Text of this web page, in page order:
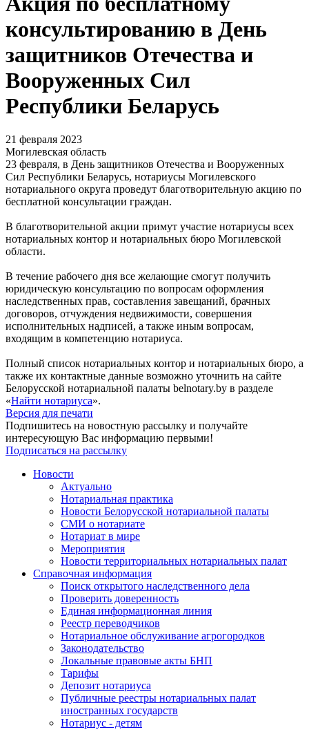
консультированию в День
защитников Отечества и
Вооруженных Сил
Республики Беларусь
21 февраля 2023
Могилевская область
23 февраля, в День защитников Отечества и Вооруженных
Сил Республики Беларусь, нотариусы Могилевского
нотариального округа проведут благотворительную акцию по
бесплатной консультации граждан.
В благотворительной акции примут участие нотариусы всех
нотариальных контор и нотариальных бюро Могилевской
области.
В течение рабочего дня все желающие смогут получить
юридическую консультацию по вопросам оформления
наследственных прав, составления завещаний, брачных
договоров, отчуждения недвижимости, совершения
исполнительных надписей, а также иным вопросам,
входящим в компетенцию нотариуса.
Полный список нотариальных контор и нотариальных бюро, а
также их контактные данные возможно уточнить на сайте
Белорусской нотариальной палаты belnotary.by в разделе
«Найти нотариуса».
Версия для печати
Подпишитесь на новостную рассылку и получайте
интересующую Вас информацию первыми!
Подписаться на рассылку
Новости
Актуально
Нотариальная практика
Новости Белорусской нотариальной палаты
СМИ о нотариате
Нотариат в мире
Мероприятия
Новости территориальных нотариальных палат
Справочная информация
Поиск открытого наследственного дела
Проверить доверенность
Единая информационная линия
Реестр переводчиков
Нотариальное обслуживание агрогородков
Законодательство
Локальные правовые акты БНП
Тарифы
Депозит нотариуса
Публичные реестры нотариальных палат
иностранных государств
Нотариус - детям